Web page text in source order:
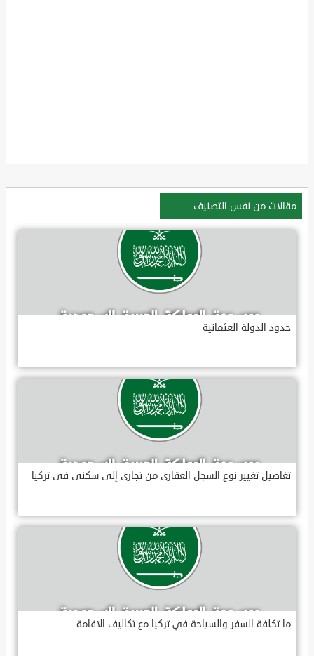
مقالات من نفس التصنيف
حدود الدولة العثمانية
تغاصيل تغيير نوع السجل العقارى من تجارى إلى سكنى فى تركيا
ما تكلفة السفر والسياحة في تركيا مع تكاليف الاقامة